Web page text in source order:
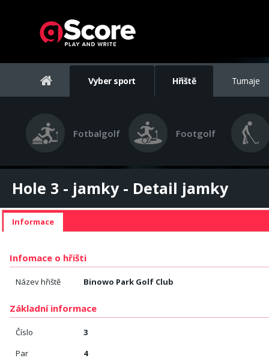
Vyber sport Hřiště Turnaje
Fotbalgolf Footgolf
Hole 3 - jamky - Detail jamky
Informace
Infomace o hřišti
Název hřiště Binowo Park Golf Club
Základní informace
Číslo
3
Par
4